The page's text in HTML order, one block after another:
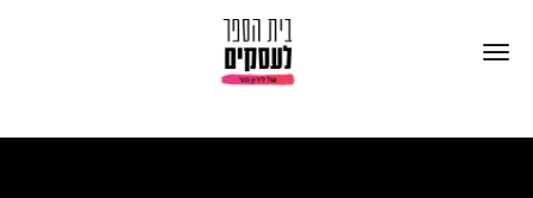
אני מתעניין בריסטארט ואשמח לקבל שיחת